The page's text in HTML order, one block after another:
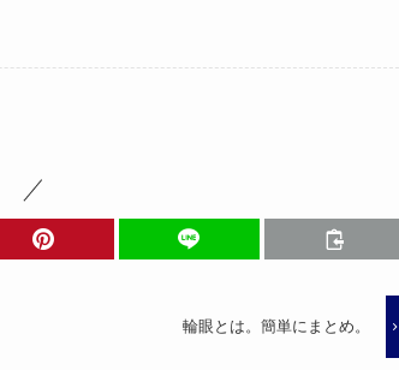
輪眼とは。簡単にまとめ。